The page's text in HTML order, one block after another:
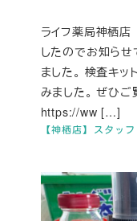
【神栖店】スタッ
ライフ薬局神栖
したのでお知らせ
ました。 検査キ
みました。 ぜひ
https://ww […]